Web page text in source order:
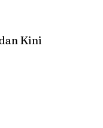
Kini